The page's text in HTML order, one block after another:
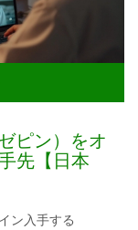
ピン）をオ
先【日本
ン入手する